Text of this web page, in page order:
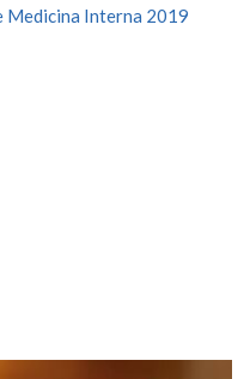
Medicina Interna 2019